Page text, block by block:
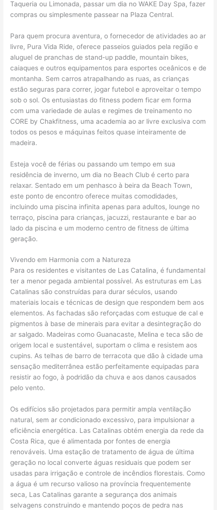
Taqueria ou Limonada, passar um dia no WAKE Day Spa, fazer
compras ou simplesmente passear na Plaza Central.
Para quem procura aventura, o fornecedor de atividades ao ar
livre, Pura Vida Ride, oferece passeios guiados pela região e
aluguel de pranchas de stand-up paddle, mountain bikes,
caiaques e outros equipamentos para esportes oceânicos e de
montanha. Sem carros atrapalhando as ruas, as crianças
estão seguras para correr, jogar futebol e aproveitar o tempo
sob o sol. Os entusiastas do fitness podem ficar em forma
com uma variedade de aulas e regimes de treinamento no
CORE by Chakfitness, uma academia ao ar livre exclusiva com
todos os pesos e máquinas feitos quase inteiramente de
madeira.
Esteja você de férias ou passando um tempo em sua
residência de inverno, um dia no Beach Club é certo para
relaxar. Sentado em um penhasco à beira da Beach Town,
este ponto de encontro oferece muitas comodidades,
incluindo uma piscina infinita apenas para adultos, lounge no
terraço, piscina para crianças, jacuzzi, restaurante e bar ao
lado da piscina e um moderno centro de fitness de última
geração.
Vivendo em Harmonia com a Natureza
Para os residentes e visitantes de Las Catalina, é fundamental
ter a menor pegada ambiental possível. As estruturas em Las
Catalinas são construídas para durar séculos, usando
materiais locais e técnicas de design que respondem bem aos
elementos. As fachadas são reforçadas com estuque de cal e
pigmentos à base de minerais para evitar a desintegração do
ar salgado. Madeiras como Guanacaste, Melina e teca são de
origem local e sustentável, suportam o clima e resistem aos
cupins. As telhas de barro de terracota que dão à cidade uma
sensação mediterrânea estão perfeitamente equipadas para
resistir ao fogo, à podridão da chuva e aos danos causados ​​
pelo vento.
Os edifícios são projetados para permitir ampla ventilação
natural, sem ar condicionado excessivo, para impulsionar a
eficiência energética. Las Catalinas obtém energia da rede da
Costa Rica, que é alimentada por fontes de energia
renováveis. Uma estação de tratamento de água de última
geração no local converte águas residuais que podem ser
usadas para irrigação e controle de incêndios florestais. Como
a água é um recurso valioso na província frequentemente
seca, Las Catalinas garante a segurança dos animais
selvagens construindo e mantendo poços de pedra nas